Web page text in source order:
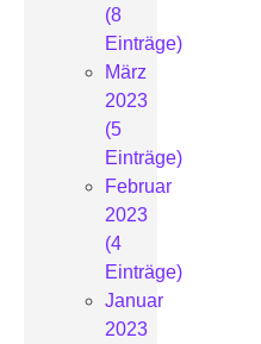
(8
Einträge)
März
2023
(5
Einträge)
Februar
2023
(4
Einträge)
Januar
2023